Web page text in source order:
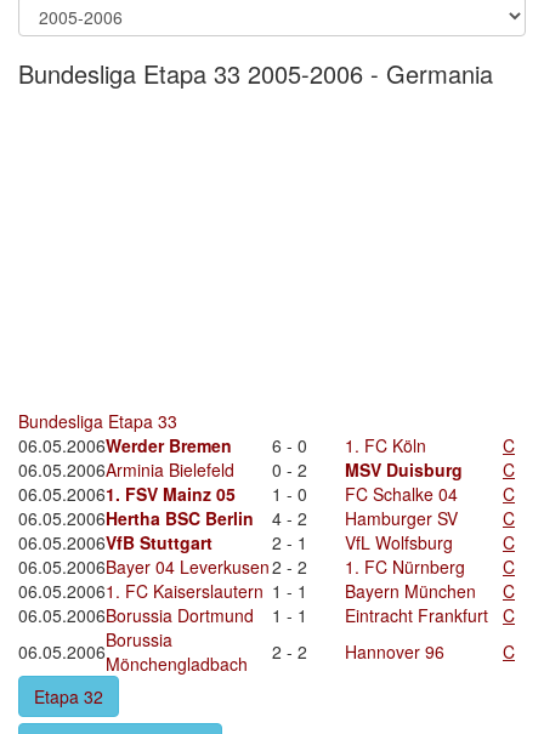
Bundesliga Etapa 33 2005-2006 - Germania
Bundesliga Etapa 33
06.05.2006Werder Bremen 6 - 0 1. FC Köln
C
06.05.2006Arminia Bielefeld 0 - 2 MSV Duisburg
C
06.05.20061. FSV Mainz 05 1 - 0 FC Schalke 04
C
06.05.2006Hertha BSC Berlin 4 - 2 Hamburger SV
C
06.05.2006VfB Stuttgart 2 - 1 VfL Wolfsburg
C
06.05.2006Bayer 04 Leverkusen2 - 2 1. FC Nürnberg
C
06.05.20061. FC Kaiserslautern 1 - 1 Bayern München
C
06.05.2006Borussia Dortmund 1 - 1 Eintracht Frankfurt C
06.05.2006Borussia
Mönchengladbach
2 - 2 Hannover 96
C
Etapa 32